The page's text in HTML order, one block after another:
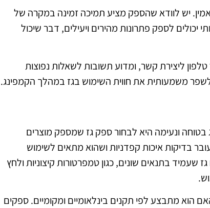
יש לוודא שהספק מציע תמיכה זמינה במקרה של
יכולים לספק פתרונות מהירים ויעילים, דבר שיכול
ליצירת קשר, ומדוע תשובות לשאלות נפוצות
לשפר משמעותית את חווית השימוש בגז במהלך הקמפינג.
ונעימה היא לבחור ספק גז שמספק מוצרים
בדיקות איכות קפדניות ושהוא מתאים לשימוש
שעמיד בתנאים שונים, כגון טמפרטורות קיצוניות ולחץ
הוא מתבצע לפי תקנים בינלאומיים ומקומיים. ספקים